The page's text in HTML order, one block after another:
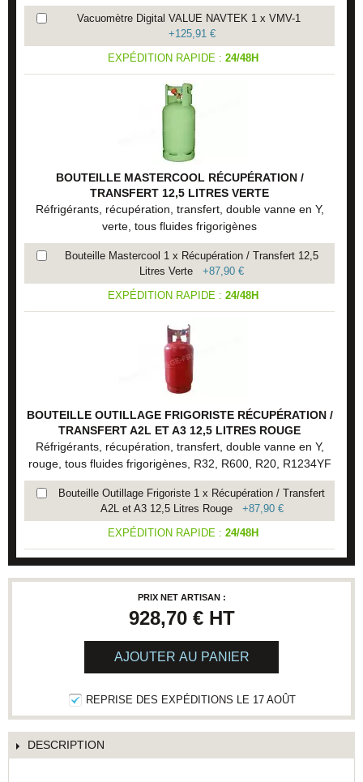
Vacuomètre Digital VALUE NAVTEK 1 x VMV-1
+125,91 €
EXPÉDITION RAPIDE : 24/48H
BOUTEILLE MASTERCOOL RÉCUPÉRATION /
TRANSFERT 12,5 LITRES VERTE
Réfrigérants, récupération, transfert, double vanne en Y,
verte, tous fluides frigorigènes
Bouteille Mastercool 1 x Récupération / Transfert 12,5
Litres Verte +87,90 €
EXPÉDITION RAPIDE : 24/48H
BOUTEILLE OUTILLAGE FRIGORISTE RÉCUPÉRATION /
TRANSFERT A2L ET A3 12,5 LITRES ROUGE
Réfrigérants, récupération, transfert, double vanne en Y,
rouge, tous fluides frigorigènes, R32, R600, R20, R1234YF
Bouteille Outillage Frigoriste 1 x Récupération / Transfert
A2L et A3 12,5 Litres Rouge +87,90 €
EXPÉDITION RAPIDE : 24/48H
PRIX NET ARTISAN :
928,70 €HT
AJOUTER AU PANIER
REPRISE DES EXPÉDITIONS LE 17 AOÛT
DESCRIPTION